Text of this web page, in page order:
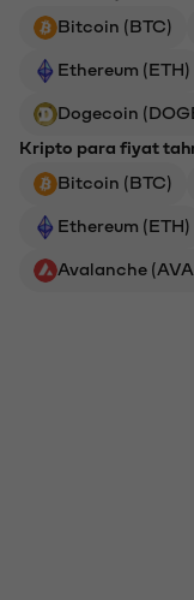
Bitcoin (BTC)
Ethereum (ETH)
Dogecoin
Kripto para fiyat
Bitcoin (BTC)
Ethereum (ETH)
Avalanche